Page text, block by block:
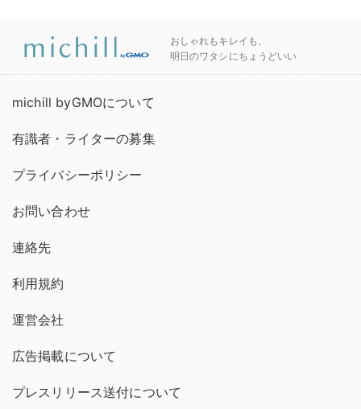
おしゃれもキレイも、
明日のワタシにちょうどいい
michill byGMOについて
有識者・ライターの募集
プライバシーポリシー
お問い合わせ
連絡先
利用規約
運営会社
広告掲載について
プレスリリース送付について